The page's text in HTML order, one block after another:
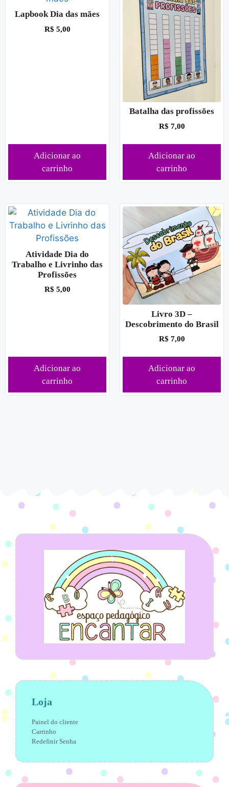
Lapbook Dia das mães
R$ 5,00
Adicionar ao
carrinho
Batalha das profissões
R$ 7,00
Adicionar ao
carrinho
Atividade Dia do
Trabalho e Livrinho das
Profissões
R$ 5,00
Adicionar ao
carrinho
Livro 3D –
Descobrimento do Brasil
R$ 7,00
Adicionar ao
carrinho
Loja
Painel do cliente
Carrinho
Redefinir Senha